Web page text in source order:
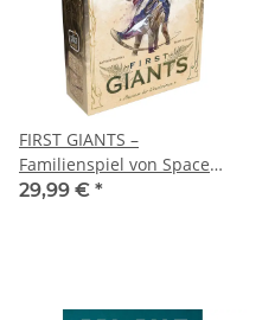
FIRST GIANTS –
Familienspiel von Space
Cowboys ab 10 Jahren
29,99 € *